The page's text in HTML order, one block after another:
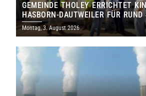
GEMEINDE THOLEY ERRICHTET
HASBORN-DAUTWEILER FÜR
MILLIONEN EURO
Montag, 3. August 2026